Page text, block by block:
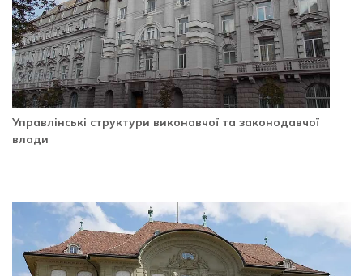
Управлінські структури виконавчої та законодавчої
влади